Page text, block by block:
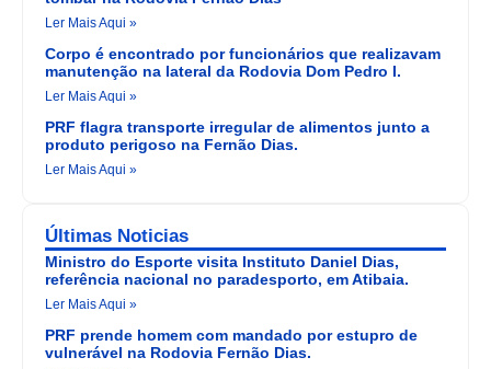
Ler Mais Aqui »
Corpo é encontrado por funcionários que realizavam
manutenção na lateral da Rodovia Dom Pedro I.
Ler Mais Aqui »
PRF flagra transporte irregular de alimentos junto a
produto perigoso na Fernão Dias.
Ler Mais Aqui »
Últimas Noticias
Ministro do Esporte visita Instituto Daniel Dias,
referência nacional no paradesporto, em Atibaia.
Ler Mais Aqui »
PRF prende homem com mandado por estupro de
vulnerável na Rodovia Fernão Dias.